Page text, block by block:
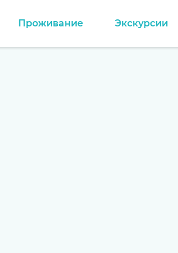
Проживание Экскурсии